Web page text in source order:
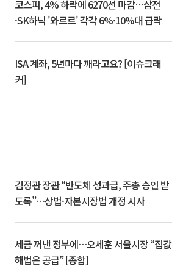
코스피, 4% 하락에 6270선 마감…삼전
·SK하닉 '와르르' 각각 6%·10%대 급락
ISA 계좌, 5년마다 깨라고요? [이슈크래
커]
김정관 장관 “반도체 성과급, 주총 승인 받
도록”…상법·자본시장법 개정 시사
세금 꺼낸 정부에…오세훈 서울시장 “집값
해법은 공급” [종합]